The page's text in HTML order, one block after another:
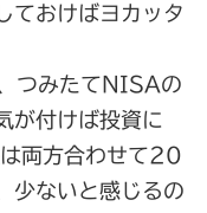
ておけばヨカッタ
つみたてNISAの
が付けば投資に
両方合わせて20
少ないと感じるの